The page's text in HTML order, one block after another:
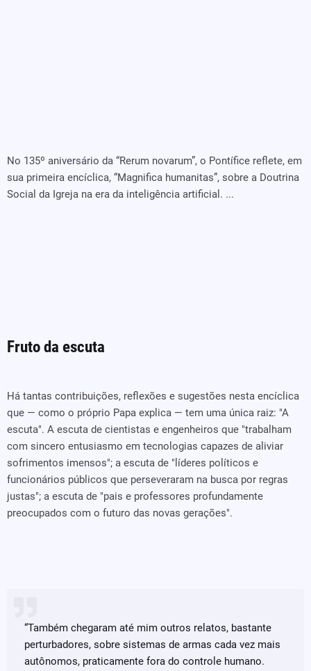
No 135º aniversário da “Rerum novarum”, o Pontífice reflete, em
sua primeira encíclica, “Magnifica humanitas”, sobre a Doutrina
Social da Igreja na era da inteligência artificial. ...
Fruto da escuta
Há tantas contribuições, reflexões e sugestões nesta encíclica
que — como o próprio Papa explica — tem uma única raiz: "A
escuta". A escuta de cientistas e engenheiros que "trabalham
com sincero entusiasmo em tecnologias capazes de aliviar
sofrimentos imensos"; a escuta de "líderes políticos e
funcionários públicos que perseveraram na busca por regras
justas"; a escuta de "pais e professores profundamente
preocupados com o futuro das novas gerações".
“Também chegaram até mim outros relatos, bastante
perturbadores, sobre sistemas de armas cada vez mais
autônomos, praticamente fora do controle humano.